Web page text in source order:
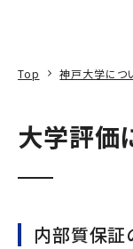
Top 神戸大学につ
大学評価
内部質保証